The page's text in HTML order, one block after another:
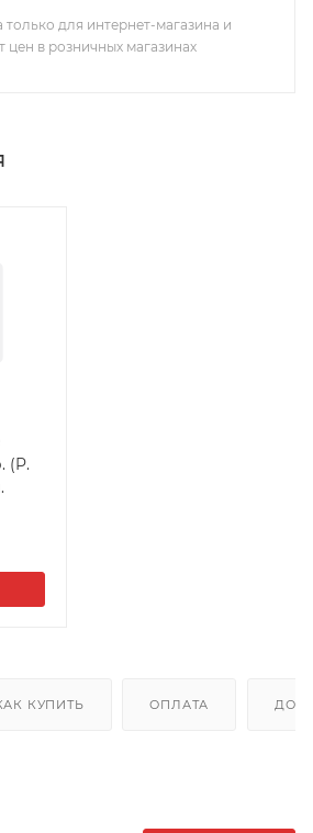
только для интернет-магазина и
цен в розничных магазинах
(P.
КУПИТЬ ОПЛАТА